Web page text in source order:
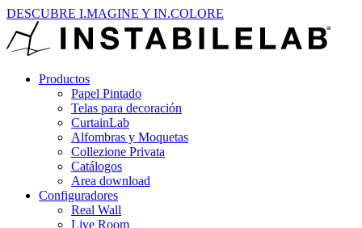
DESCUBRE I.MAGINE Y IN.COLORE
Productos
Papel Pintado
Telas para decoración
CurtainLab
Alfombras y Moquetas
Collezione Privata
Catálogos
Area download
Configuradores
Real Wall
Live Room